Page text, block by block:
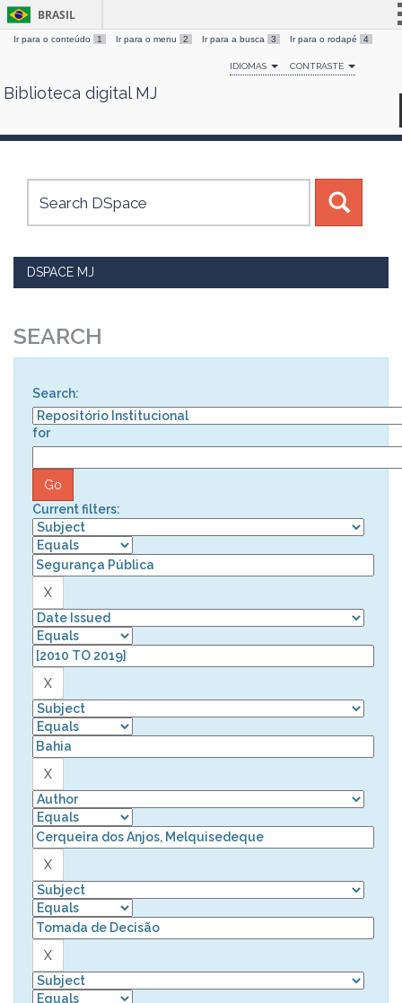
Skip
BRASIL
Simplifique!
Comunica BR
Canais
Ir para o conteúdo 1 Ir para o menu 2 Ir para a busca 3 Ir para o rodapé 4
IDIOMAS CONTRASTE
Biblioteca digital MJ
DSPACE MJ
SEARCH
Search:
for
Current filters: